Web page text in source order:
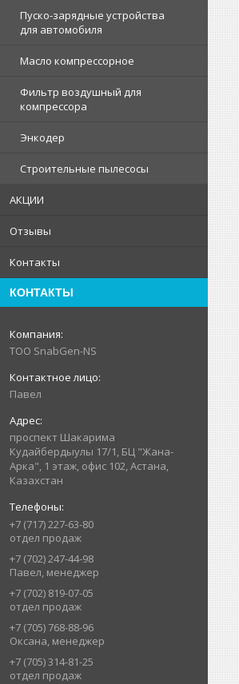
Пуско-зарядные устройства
для автомобиля
Масло компрессорное
Фильтр воздушный для
компрессора
Энкодер
Строительные пылесосы
АКЦИИ
Отзывы
Контакты
КОНТАКТЫ
ТОО SnabGen-NS
Павел
проспект Шакарима
Кудайбердыулы 17/1, БЦ "Жана-
Арка", 1 этаж, офис 102, Астана,
Казахстан
+7 (717) 227-63-80
отдел продаж
+7 (702) 247-44-98
Павел, менеджер
+7 (702) 819-07-05
отдел продаж
+7 (705) 768-88-96
Оксана, менеджер
+7 (705) 314-81-25
отдел продаж